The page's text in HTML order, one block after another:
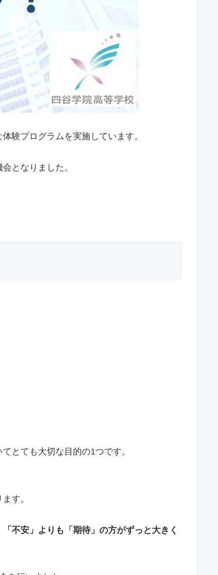
験プログラムを実施しています。
となりました。
とても大切な目的の1つです。
す。
不安」よりも「期待」の方がずっと大きく